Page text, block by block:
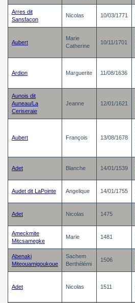
Arres dit
Sansfacon
Nicolas 10/03/1771
Aubert
Marie
Catherine
10/11/1701
Ardion Marguerite 11/08/1636
Aunois dit
Auneau/La
Ceriseraie
Jeanne 12/01/1621
Aubert François 13/08/1678
Adet Blanche 14/01/1539
Audet dit LaPointe Angelique 14/01/1755
Adet Nicolas 1475
Ameckmite
Mitcsamegke
Marie 1481
Abenaki
Miteouamigoukoue
Sachem
Berthélémi
1506
Adet Nicolas 1511